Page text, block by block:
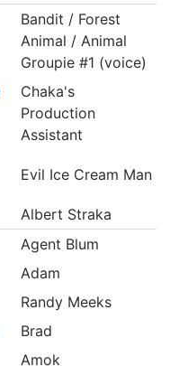
Bandit / Forest
Animal / Animal
Groupie #1 (voice)
Chaka's
Production
Assistant
Evil Ice Cream Man
Albert Straka
Agent Blum
Adam
Randy Meeks
Brad
Amok